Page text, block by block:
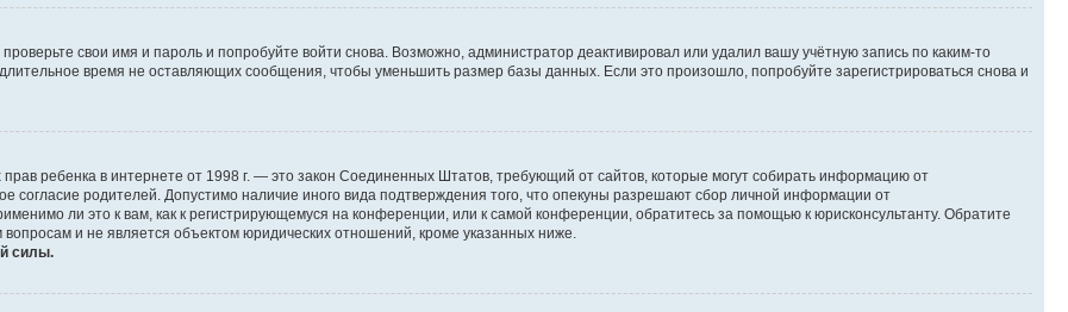
свои имя и пароль и попробуйте войти снова. Возможно, администратор деактивировал или удалил вашу учётную запись по каким-то
время не оставляющих сообщения, чтобы уменьшить размер базы данных. Если это произошло, попробуйте зарегистрироваться снова и
ребенка в интернете от 1998 г. — это закон Соединенных Штатов, требующий от сайтов, которые могут собирать информацию от
согласие родителей. Допустимо наличие иного вида подтверждения того, что опекуны разрешают сбор личной информации от
ли это к вам, как к регистрирующемуся на конференции, или к самой конференции, обратитесь за помощью к юрисконсультанту. Обратите
и не является объектом юридических отношений, кроме указанных ниже.
силы.